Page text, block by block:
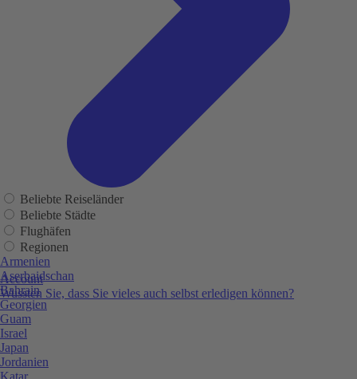
Account
Wussten Sie, dass Sie vieles auch selbst erledigen können?
Beliebte Reiseländer
Beliebte Städte
Flughäfen
Regionen
Armenien
Aserbaidschan
Bahrain
Georgien
Guam
Israel
Japan
Jordanien
Katar